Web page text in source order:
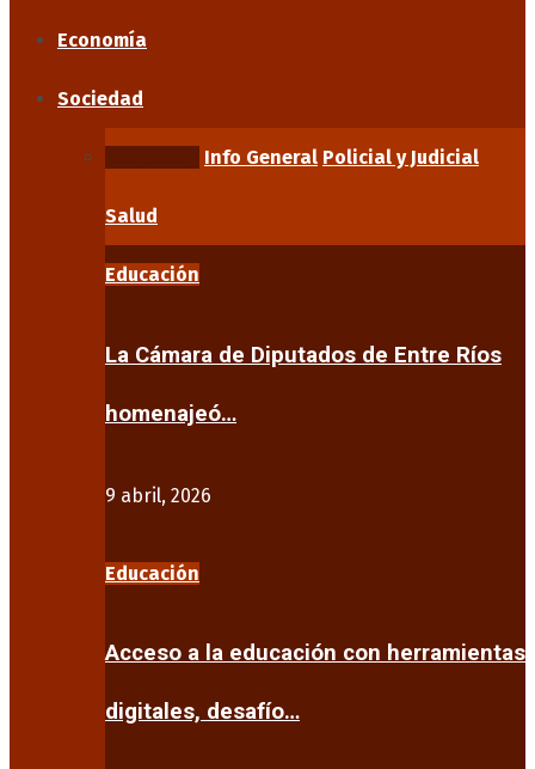
Economía
Sociedad
Info General Policial y Judicial
Salud
Educación
La Cámara de Diputados de Entre Ríos
homenajeó…
9 abril, 2026
Educación
Acceso a la educación con herramientas
digitales, desafío…